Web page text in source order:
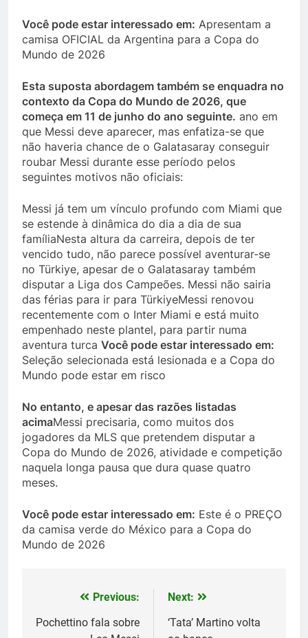
Você pode estar interessado em: Apresentam a
camisa OFICIAL da Argentina para a Copa do
Mundo de 2026
Esta suposta abordagem também se enquadra no
contexto da Copa do Mundo de 2026, que
começa em 11 de junho do ano seguinte. ano em
que Messi deve aparecer, mas enfatiza-se que
não haveria chance de o Galatasaray conseguir
roubar Messi durante esse período pelos
seguintes motivos não oficiais:
Messi já tem um vínculo profundo com Miami que
se estende à dinâmica do dia a dia de sua
famíliaNesta altura da carreira, depois de ter
vencido tudo, não parece possível aventurar-se
no Türkiye, apesar de o Galatasaray também
disputar a Liga dos Campeões. Messi não sairia
das férias para ir para TürkiyeMessi renovou
recentemente com o Inter Miami e está muito
empenhado neste plantel, para partir numa
aventura turca Você pode estar interessado em:
Seleção selecionada está lesionada e a Copa do
Mundo pode estar em risco
No entanto, e apesar das razões listadas
acimaMessi precisaria, como muitos dos
jogadores da MLS que pretendem disputar a
Copa do Mundo de 2026, atividade e competição
naquela longa pausa que dura quase quatro
meses.
Você pode estar interessado em: Este é o PREÇO
da camisa verde do México para a Copa do
Mundo de 2026
navigation
Previous:
Pochettino fala sobre
Next:
‘Tata’ Martino volta